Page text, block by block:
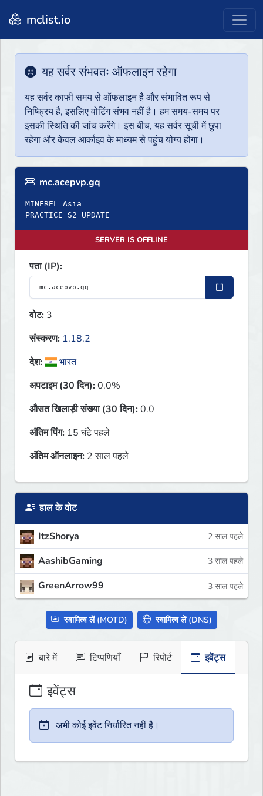
mclist.io
यह सर्वर संभवतः ऑफलाइन रहेगा
यह सर्वर काफी समय से ऑफलाइन है और संभावित रूप से
निष्क्रिय है, इसलिए वोटिंग संभव नहीं है। हम समय-समय पर
इसकी स्थिति की जांच करेंगे। इस बीच, यह सर्वर सूची में छुपा
रहेगा और केवल आर्काइव के माध्यम से पहुंच योग्य होगा।
mc.acepvp.gq
MINEREL Asia
PRACTICE S2 UPDATE
SERVER IS OFFLINE
पता (IP):
वोट: 3
संस्करण: 1.18.2
देश:
भारत
अपटाइम (30 दिन):0.0%
औसत खिलाड़ी संख्या (30 दिन):0.0
अंतिम पिंग: 15 घंटे पहले
अंतिम ऑनलाइन: 2 साल पहले
हाल के वोट
ItzShorya 2 साल पहले
AashibGaming 3 साल पहले
GreenArrow99 3 साल पहले
स्वामित्व लें (MOTD) स्वामित्व लें (DNS)
बारे में टिप्पणियाँ रिपोर्ट इवेंट्स
इवेंट्स
अभी कोई इवेंट निर्धारित नहीं है।